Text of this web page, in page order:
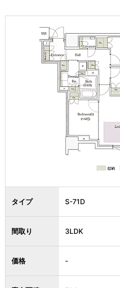
タイプ S-71D
間取り 3LDK
価格 -